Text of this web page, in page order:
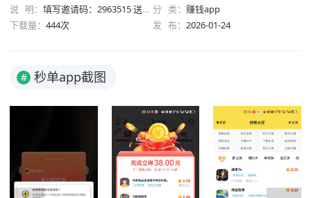
说 明： 填写邀请码：2963515 送0.3-5元 分 类： 赚钱app
下载量： 444次 发 布： 2026-01-24
# 秒单app截图